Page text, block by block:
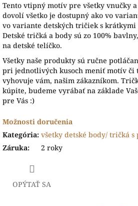
Tento vtipný motív pre všetky vnučky
dovolí všetko je dostupný ako vo
vo variante detských tričiek s
Detské tričká a body sú zo 100%
na detské telíčko.
Všetky naše produkty sú ručne
pri jednotlivých kusoch meniť motív či
vyhovuje vám, našim zákazníkom.
kúpite, budeme vyrábať na základe
pre Vás :)
Možnosti doručenia
Kategória: všetky detské body/ tričká s
Záruka: 2 roky
OPÝTAŤ SA